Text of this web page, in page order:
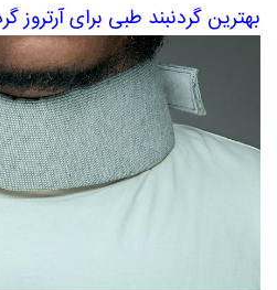
بهترین گردنبند طبی برای